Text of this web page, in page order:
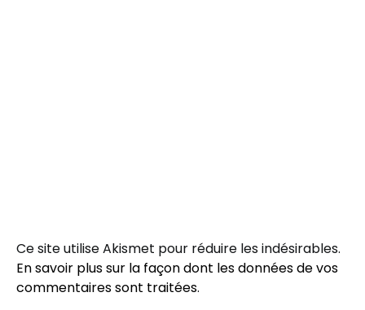
Ce site utilise Akismet pour réduire les indésirables.
En savoir plus sur la façon dont les données de vos
commentaires sont traitées.